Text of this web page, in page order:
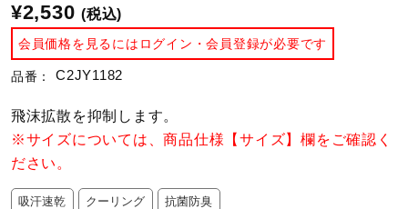
バドミントン
¥2,530 (税込)
会員価格を見るにはログイン・会員登録が必要です
品番： C2JY1182
飛沫拡散を抑制します。
※サイズについては、商品仕様【サイズ】欄をご確認く
ださい。
吸汗速乾 クーリング 抗菌防臭